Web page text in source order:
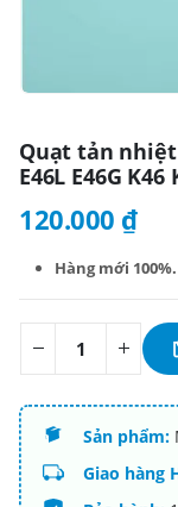
Quạt tản nhiệt
E46L E46G K46
120.000 ₫
Hàng mới
Sản phẩm:
Giao hàng